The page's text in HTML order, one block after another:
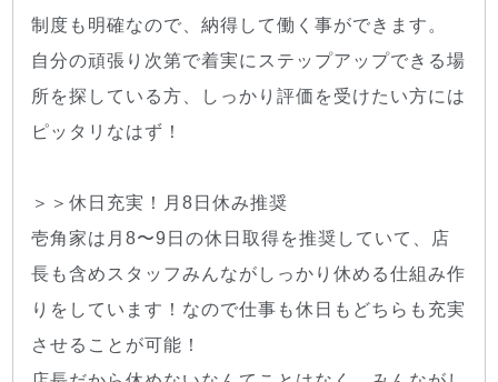
制度も明確なので、納得して働く事ができます。
自分の頑張り次第で着実にステップアップできる場
所を探している方、しっかり評価を受けたい方には
ピッタリなはず！
＞＞休日充実！月8日休み推奨
壱角家は月8〜9日の休日取得を推奨していて、店
長も含めスタッフみんながしっかり休める仕組み作
りをしています！なので仕事も休日もどちらも充実
させることが可能！